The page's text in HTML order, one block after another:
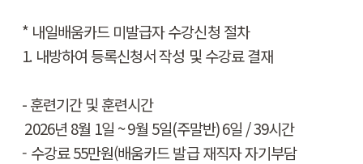
* 내일배움카드미발급자 수강신청 절차
1. 내방하여 등록신청서 작성 및 수강료 결재
-훈련기간 및 훈련시간
2026년 8월 1일 ~ 9월 5일(주말반) 6일 / 39시간
- 수강료 55만원(배움카드 발급 재직자 자기부담